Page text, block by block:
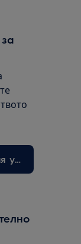
Свалете упътване за Вашия уред